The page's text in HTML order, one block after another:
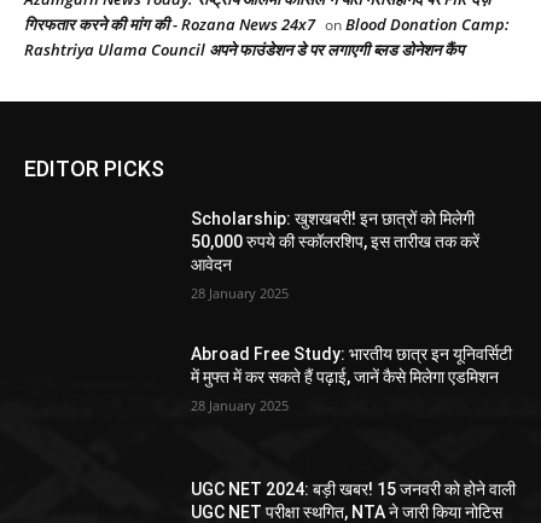
गिरफतार करने की मांग की - Rozana News 24x7 onBlood Donation Camp:
Rashtriya Ulama Council अपने फाउंडेशन डे पर लगाएगी ब्लड डोनेशन कैंप
EDITOR PICKS
Scholarship: खुशखबरी! इन छात्रों को मिलेगी
50,000 रुपये की स्कॉलरशिप, इस तारीख तक करें
आवेदन
28 January 2025
Abroad Free Study: भारतीय छात्र इन यूनिवर्सिटी
में मुफ्त में कर सकते हैं पढ़ाई, जानें कैसे मिलेगा एडमिशन
28 January 2025
UGC NET 2024: बड़ी खबर! 15 जनवरी को होने वाली
UGC NET परीक्षा स्थगित, NTA ने जारी किया नोटिस